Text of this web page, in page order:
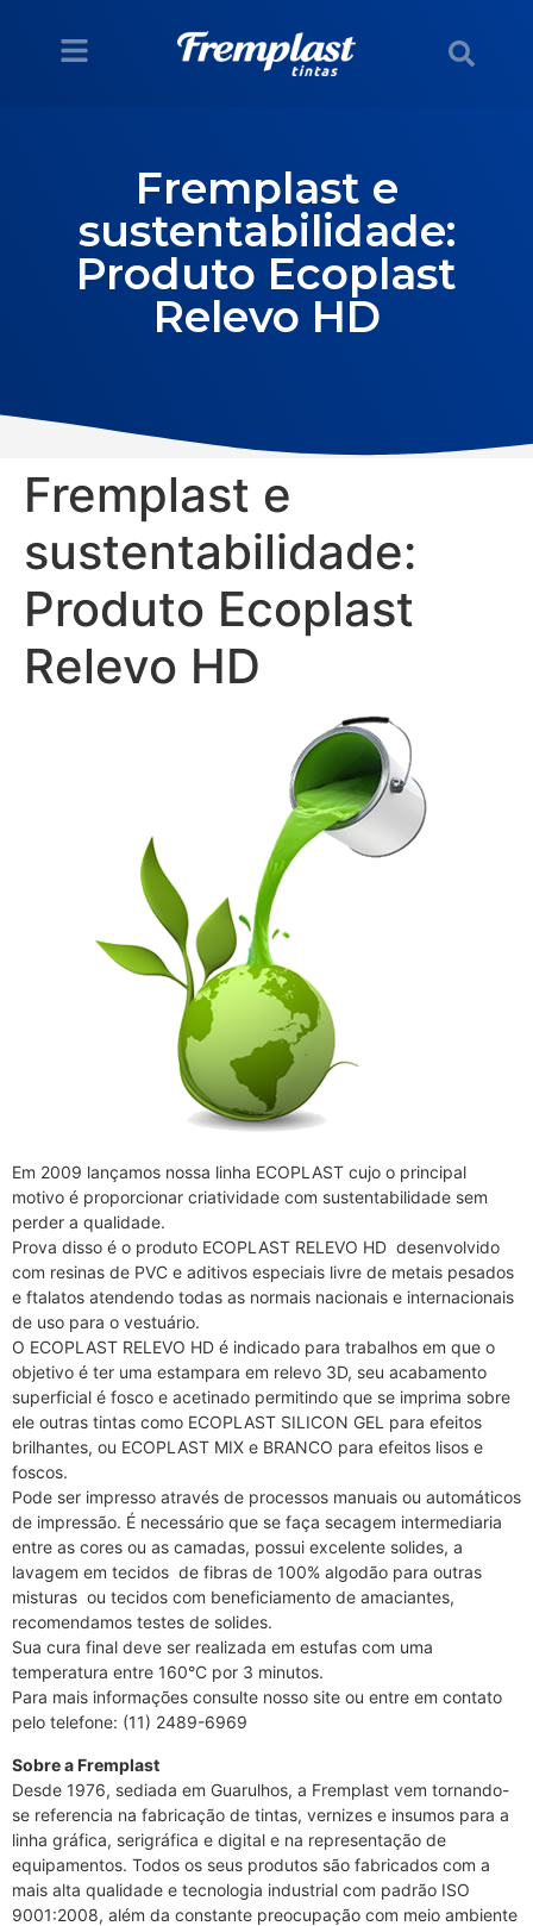
Fremplast e
sustentabilidade:
Produto Ecoplast
Relevo HD
Fremplast e
sustentabilidade:
Produto Ecoplast
Relevo HD
Em 2009 lançamos nossa linha ECOPLAST cujo o principal
motivo é proporcionar criatividade com sustentabilidade sem
perder a qualidade.
Prova disso é o produto ECOPLAST RELEVO HD desenvolvido
com resinas de PVC e aditivos especiais livre de metais pesados
e ftalatos atendendo todas as normais nacionais e internacionais
de uso para o vestuário.
O ECOPLAST RELEVO HD é indicado para trabalhos em que o
objetivo é ter uma estampara em relevo 3D, seu acabamento
superficial é fosco e acetinado permitindo que se imprima sobre
ele outras tintas como ECOPLAST SILICON GEL para efeitos
brilhantes, ou ECOPLAST MIX e BRANCO para efeitos lisos e
foscos.
Pode ser impresso através de processos manuais ou automáticos
de impressão. É necessário que se faça secagem intermediaria
entre as cores ou as camadas, possui excelente solides, a
lavagem em tecidos de fibras de 100% algodão para outras
misturas ou tecidos com beneficiamento de amaciantes,
recomendamos testes de solides.
Sua cura final deve ser realizada em estufas com uma
temperatura entre 160°C por 3 minutos.
Para mais informações consulte nosso site ou entre em contato
pelo telefone: (11) 2489-6969
Sobre a Fremplast
Desde 1976, sediada em Guarulhos, a Fremplast vem tornando-
se referencia na fabricação de tintas, vernizes e insumos para a
linha gráfica, serigráfica e digital e na representação de
equipamentos. Todos os seus produtos são fabricados com a
mais alta qualidade e tecnologia industrial com padrão ISO
9001:2008, além da constante preocupação com meio ambiente